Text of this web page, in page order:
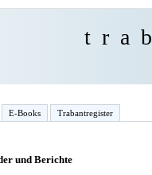
E-Books Trabantregister
und Berichte